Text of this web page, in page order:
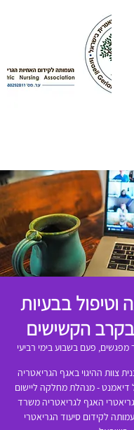
וטיפול בבעיות
הקשישים
מפגשים, פעם בשבוע בימי רביעי
צוות ההיגוי באגף הגריאטריה
דיאמנט - מנהלת מחלקה ליישום
האגף לגריאטריה משרד
לקידום סיעוד הגריאטרי